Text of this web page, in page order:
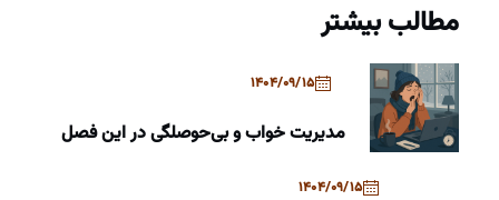
مطالب بیشتر
1404/09/15
مدیریت خواب و بی‌حوصلگی در این فصل
1404/09/15